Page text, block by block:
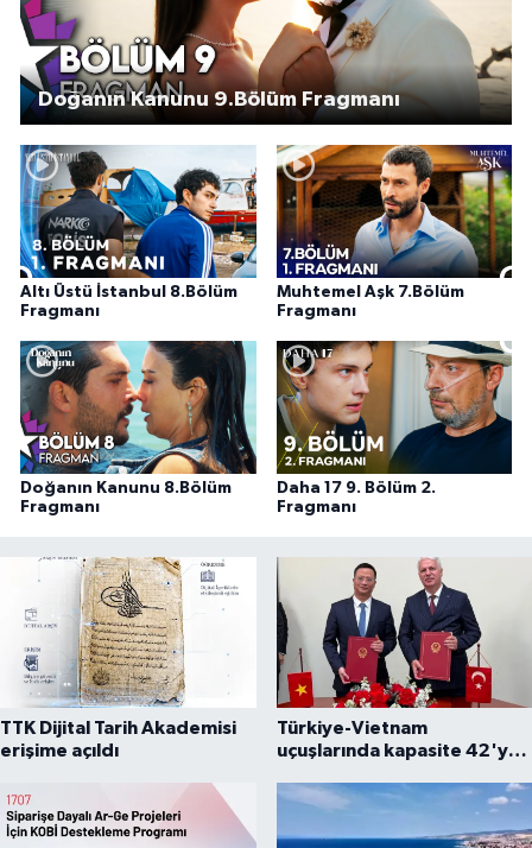
Doğanın Kanunu 9.Bölüm Fragmanı
Altı Üstü İstanbul 8.Bölüm
Fragmanı
Muhtemel Aşk 7.Bölüm
Fragmanı
Doğanın Kanunu 8.Bölüm
Fragmanı
Daha 17 9. Bölüm 2.
Fragmanı
TTK Dijital Tarih Akademisi
erişime açıldı
Türkiye-Vietnam
uçuşlarında kapasite 42'ye